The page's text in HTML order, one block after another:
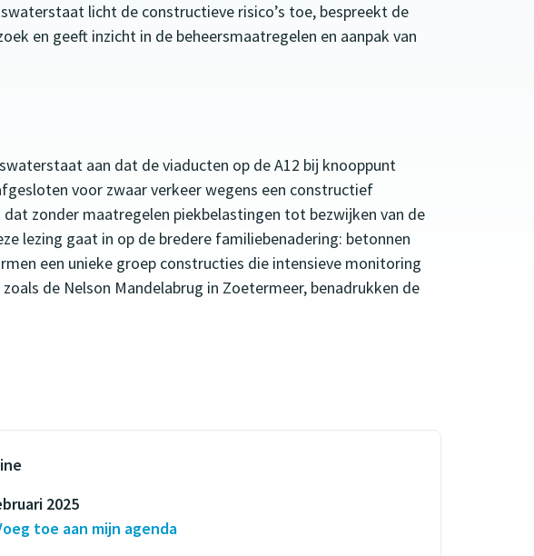
licht de constructieve risico’s toe, bespreekt de
en geeft inzicht in de beheersmaatregelen en aanpak van
aan dat de viaducten op de A12 bij knooppunt
voor zwaar verkeer wegens een constructief
zonder maatregelen piekbelastingen tot bezwijken van de
lezing gaat in op de bredere familiebenadering: betonnen
een unieke groep constructies die intensieve monitoring
de Nelson Mandelabrug in Zoetermeer, benadrukken de
2025
toe aan mijn agenda